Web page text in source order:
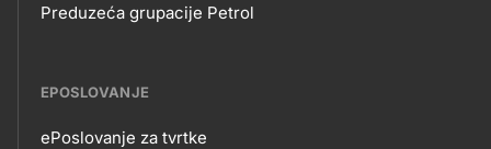
Preduzeća grupacije Petrol
EPOSLOVANJE
ePoslovanje za tvrtke